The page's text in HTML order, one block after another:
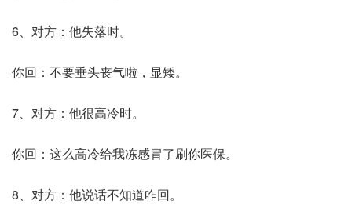
6、对方：他失落时。
你回：不要垂头丧气啦，显矮。
7、对方：他很高冷时。
你回：这么高冷给我冻感冒了刷你医保。
8、对方：他说话不知道咋回。